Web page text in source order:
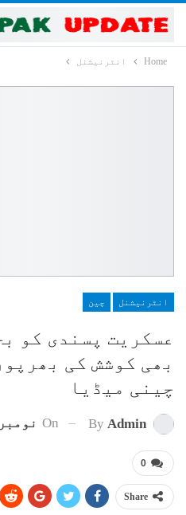
Home انٹرنیشنل
انٹرنیشنل چین
عسکریت پسندی کو
بھی کوشش کی
چینی میڈیا
By Admin
On نومبر 20, 2025
0
Share